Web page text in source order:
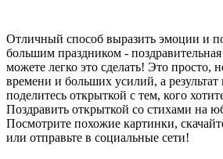
Отличный способ выразить эмоции и
большим праздником -
можете легко это сделать! Это просто,
времени и больших усилий, а
поделитесь открыткой с тем, кого
Поздравить открыткой со стихами на
Посмотрите похожие картинки,
или отправьте в социальные сети!